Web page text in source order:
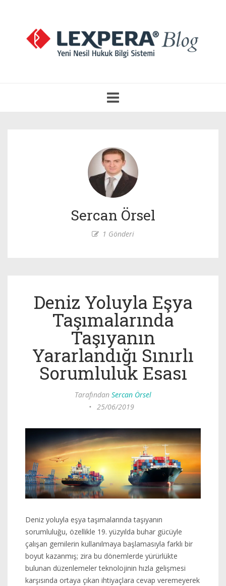
Aç
Sercan Örsel
1 Gönderi
Deniz Yoluyla Eşya
Taşımalarında
Taşıyanın
Yararlandığı Sınırlı
Sorumluluk Esası
Tarafından Sercan Örsel
• 25/06/2019
Deniz yoluyla eşya taşımalarında taşıyanın
sorumluluğu, özellikle 19. yüzyılda buhar gücüyle
çalışan gemilerin kullanılmaya başlamasıyla farklı bir
boyut kazanmış; zira bu dönemlerde yürürlükte
bulunan düzenlemeler teknolojinin hızla gelişmesi
karşısında ortaya çıkan ihtiyaçlara cevap veremeyerek